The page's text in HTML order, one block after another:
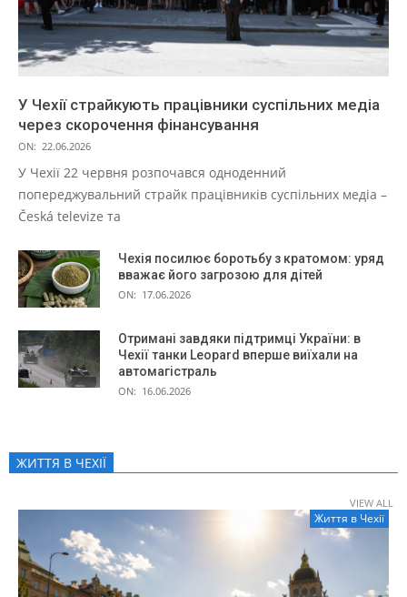
У Чехії страйкують працівники суспільних медіа
через скорочення фінансування
ON: 22.06.2026
У Чехії 22 червня розпочався одноденний
попереджувальний страйк працівників суспільних медіа –
Česká televize та
Чехія посилює боротьбу з кратомом: уряд
вважає його загрозою для дітей
ON: 17.06.2026
Отримані завдяки підтримці України: в
Чехії танки Leopard вперше виїхали на
автомагістраль
ON: 16.06.2026
ЖИТТЯ В ЧЕXІЇ
VIEW ALL
Життя в Чеxії